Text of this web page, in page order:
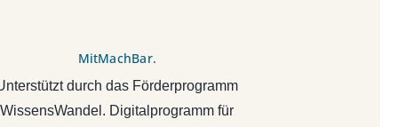
MitMachBar.
durch das Förderprogramm
Digitalprogramm für